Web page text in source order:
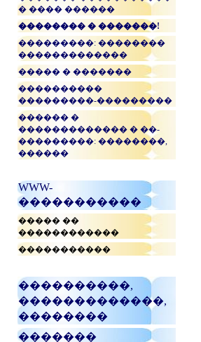
� ���� ������
�������� � �������!
���������: ��������
�������������
����� � �������
����������
���������-���������
������ �
������������� � ��-
���������: ��������,
������
WWW-
�����������
����� ��
������������
�����������
����������,
�������������,
��������
�������